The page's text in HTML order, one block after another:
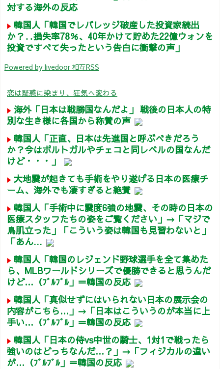
対する海外の反応
韓国人「韓国でレバレッジ破産した投資家続出
か？‥損失率78％、40年かけて貯めた22億ウォンを
投資ですべて失ったという告白に衝撃の声」
Powered by livedoor 相互RSS
恋は疑惑に染まり、狂気へ変わる
海外「日本は戦勝国なんだよ」 戦後の日本人の特
別な生き様に各国から称賛の声
韓国人「正直、日本は先進国と呼ぶべきだろう
か？今はポルトガルやチェコと同レベルの国なんだ
けど・・・」
大地震が起きても手術をやり遂げる日本の医療チ
ーム、海外でも凄すぎると絶賛
韓国人「手術中に震度6強の地震、その時の日本の
医療スタッフたちの姿をご覧ください」→「マジで
鳥肌立った」「こういう姿は韓国も見習わないと」
「あん...
韓国人「韓国のレジェンド野球選手を全て集めた
ら、MLBワールドシリーズで優勝できると思うんだ
けど…（ﾌﾞﾙﾌﾞﾙ」＝韓国の反応
韓国人「真似せずにはいられない日本の展示会の
内容がこちら…」→「日本はこういうのが本当に上
手い…（ﾌﾞﾙﾌﾞﾙ」＝韓国の反応
韓国人「日本の侍vs中世の騎士、1対1で戦ったら
強いのはどっちなんだ…？」→「フィジカルの違い
が…（ﾌﾞﾙﾌﾞﾙ」＝韓国の反応